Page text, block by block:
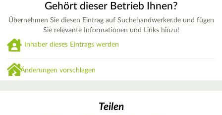
Gehört dieser Betrieb Ihnen?
Übernehmen Sie diesen Eintrag auf Suchehandwerker.de und fügen
Sie relevante Informationen und Links hinzu!
Inhaber dieses Eintrags werden
Änderungen vorschlagen
Teilen